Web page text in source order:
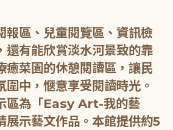
報區、兒童閱覽區、資訊檢
還有能欣賞淡水河景致的靠
癒菜園的休憩閱讀區，讓民
圍中，愜意享受閱讀時光。
區為「Easy Art-我的藝
展示藝文作品。本館提供約5